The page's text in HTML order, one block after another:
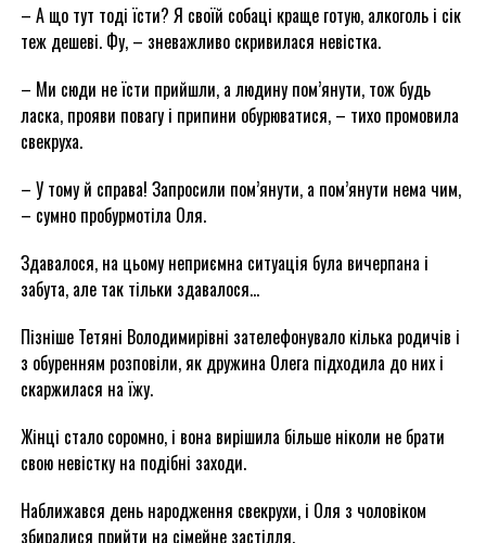
– А що тут тоді їсти? Я своїй собаці краще готую, алкоголь і сік
теж дешеві. Фу, – зневажливо скривилася невістка.
– Ми сюди не їсти прийшли, а людину пом’янути, тож будь
ласка, прояви повагу і припини обурюватися, – тихо промовила
свекруха.
– У тому й справа! Запросили пом’янути, а пом’янути нема чим,
– сумно пробурмотіла Оля.
Здавалося, на цьому неприємна ситуація була вичерпана і
забута, але так тільки здавалося…
Пізніше Тетяні Володимирівні зателефонувало кілька родичів і
з обуренням розповіли, як дружина Олега підходила до них і
скаржилася на їжу.
Жінці стало соромно, і вона вирішила більше ніколи не брати
свою невістку на подібні заходи.
Наближався день народження свекрухи, і Оля з чоловіком
збиралися прийти на сімейне застілля.